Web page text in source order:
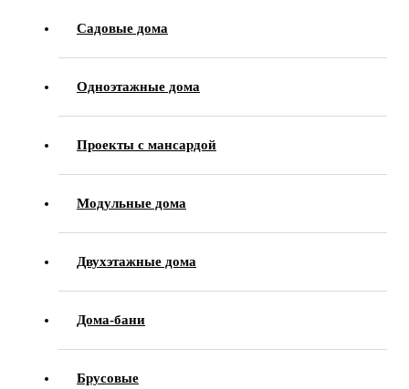
Садовые дома
Одноэтажные дома
Проекты с мансардой
Модульные дома
Двухэтажные дома
Дома-бани
Брусовые